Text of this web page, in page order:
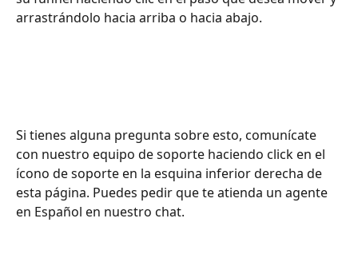
arrastrándolo hacia arriba o hacia abajo.
Si tienes alguna pregunta sobre esto, comunícate
con nuestro equipo de soporte haciendo click en el
ícono de soporte en la esquina inferior derecha de
esta página. Puedes pedir que te atienda un agente
en Español en nuestro chat.